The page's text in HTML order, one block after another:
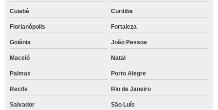
Cuiabá Curitiba
Florianópolis Fortaleza
Goiânia João Pessoa
Maceió Natal
Palmas Porto Alegre
Recife Rio de Janeiro
Salvador São Luís